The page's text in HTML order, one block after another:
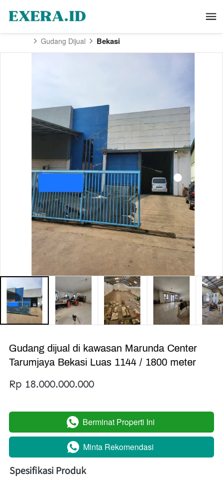
Gudang Dijual Bekasi
Gudang dijual di kawasan Marunda Center
Tarumjaya Bekasi Luas 1144 / 1800 meter
Rp 18.000.000.000
` Berminat Properti Ini
` Minta Rekomendasi
Spesifikasi Produk